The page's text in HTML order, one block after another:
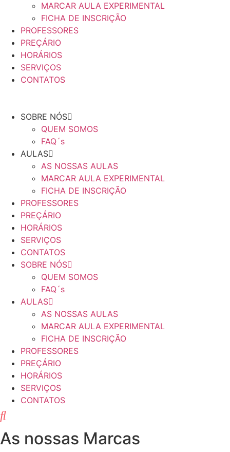
MARCAR AULA EXPERIMENTAL
FICHA DE INSCRIÇÃO
PROFESSORES
PREÇÁRIO
HORÁRIOS
SERVIÇOS
CONTATOS
SOBRE NÓS
QUEM SOMOS
FAQ´s
AULAS
AS NOSSAS AULAS
MARCAR AULA EXPERIMENTAL
FICHA DE INSCRIÇÃO
PROFESSORES
PREÇÁRIO
HORÁRIOS
SERVIÇOS
CONTATOS
SOBRE NÓS
QUEM SOMOS
FAQ´s
AULAS
AS NOSSAS AULAS
MARCAR AULA EXPERIMENTAL
FICHA DE INSCRIÇÃO
PROFESSORES
PREÇÁRIO
HORÁRIOS
SERVIÇOS
CONTATOS
As nossas Marcas